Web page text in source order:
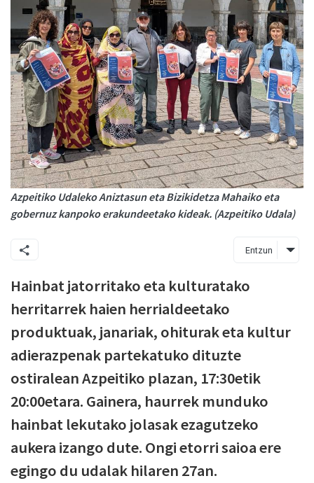
Azpeitiko Udaleko Aniztasun eta Bizikidetza Mahaiko eta
gobernuz kanpoko erakundeetako kideak. (Azpeitiko Udala)
Entzun
Hainbat jatorritako eta kulturatako
herritarrek haien herrialdeetako
produktuak, janariak, ohiturak eta kultur
adierazpenak partekatuko dituzte
ostiralean Azpeitiko plazan, 17:30etik
20:00etara. Gainera, haurrek munduko
hainbat lekutako jolasak ezagutzeko
aukera izango dute. Ongi etorri saioa ere
egingo du udalak hilaren 27an.